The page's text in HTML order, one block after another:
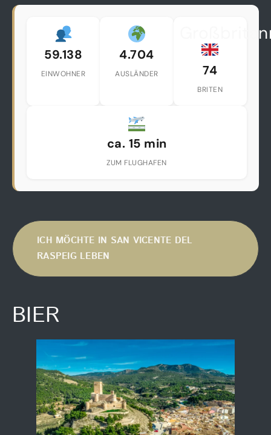
59.138
EINWOHNER
4.704
AUSLÄNDER 74
BRITEN
ca. 15 min
ZUM FLUGHAFEN
ICH MÖCHTE IN SAN VICENTE DEL
RASPEIG LEBEN
BIER